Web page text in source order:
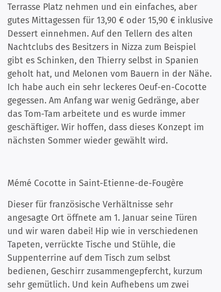
Terrasse Platz nehmen und ein einfaches, aber
gutes Mittagessen für 13,90 € oder 15,90 € inklusive
Dessert einnehmen. Auf den Tellern des alten
Nachtclubs des Besitzers in Nizza zum Beispiel
gibt es Schinken, den Thierry selbst in Spanien
geholt hat, und Melonen vom Bauern in der Nähe.
Ich habe auch ein sehr leckeres Oeuf-en-Cocotte
gegessen. Am Anfang war wenig Gedränge, aber
das Tom-Tam arbeitete und es wurde immer
geschäftiger. Wir hoffen, dass dieses Konzept im
nächsten Sommer wieder gewählt wird.
Mémé Cocotte in Saint-Etienne-de-Fougère
Dieser für französische Verhältnisse sehr
angesagte Ort öffnete am 1. Januar seine Türen
und wir waren dabei! Hip wie in verschiedenen
Tapeten, verrückte Tische und Stühle, die
Suppenterrine auf dem Tisch zum selbst
bedienen, Geschirr zusammengepfercht, kurzum
sehr gemütlich. Und kein Aufhebens um zwei